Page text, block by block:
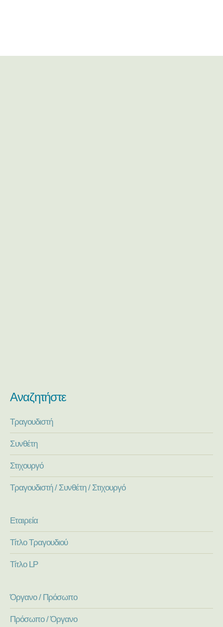
Αναζητήστε
Τραγουδιστή
Συνθέτη
Στιχουργό
Τραγουδιστή / Συνθέτη / Στιχουργό
Εταιρεία
Τίτλο Τραγουδιού
Τίτλο LP
Όργανο / Πρόσωπο
Πρόσωπο / Όργανο